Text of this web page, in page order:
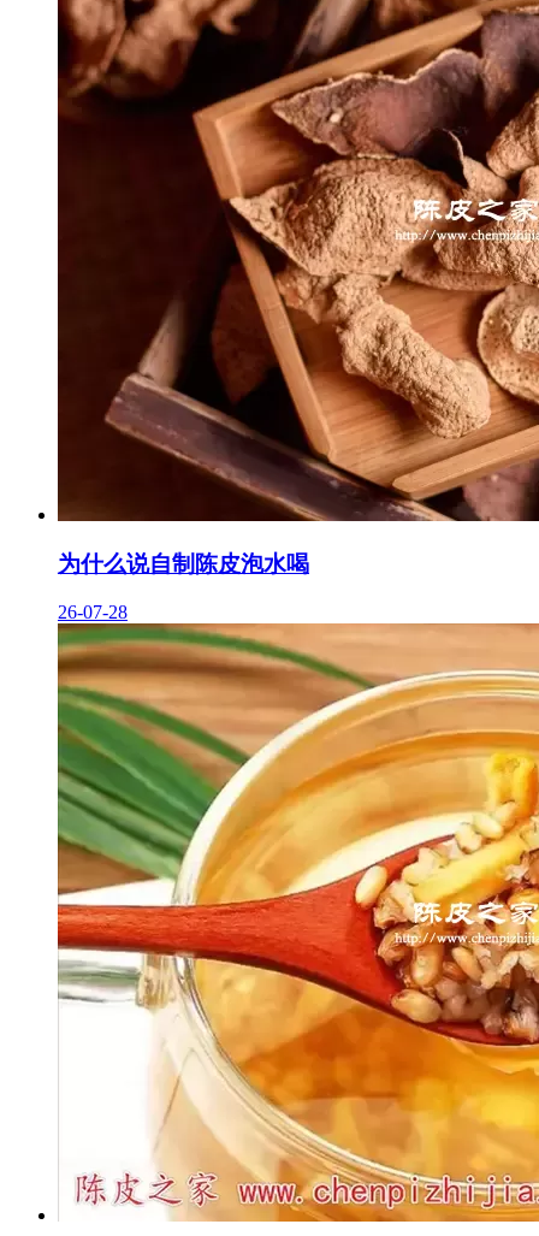
为什么说自制陈皮泡水喝
26-07-28